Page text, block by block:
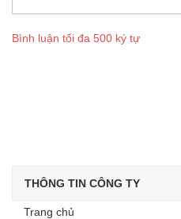
Bình luận tối đa 500 ký tự
THÔNG TIN CÔNG TY
Trang chủ